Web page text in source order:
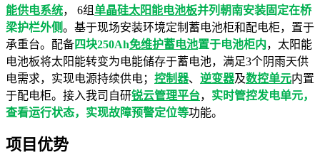
能供电系统， 6组单晶硅太阳能电池板并列朝南安装固定在桥
梁护栏外侧。基于现场安装环境定制蓄电池柜和配电柜，置于
承重台。配备四块250Ah免维护蓄电池置于电池柜内，太阳能
电池板将太阳能转变为电能储存于蓄电池，满足3个阴雨天供
电需求，实现电源持续供电； 控制器、 逆变器及数控单元内置
于配电柜。接入我司自研锐云管理平台， 实时管控发电单元，
查看运行状态，实现故障预警定位等功能。
项目优势